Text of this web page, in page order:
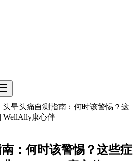
头晕头痛自测指南：何时该警惕？这
WellAlly康心伴
：何时该警惕？这些症